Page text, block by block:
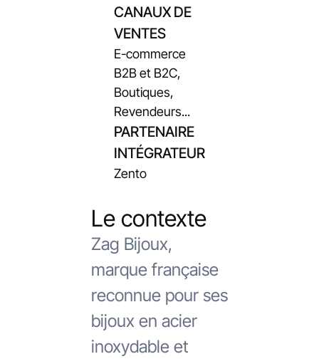
CANAUX DE
VENTES
E-commerce
B2B et B2C,
Boutiques,
Revendeurs...
PARTENAIRE
INTÉGRATEUR
Zento
Le contexte
Zag Bijoux,
marque française
reconnue pour ses
bijoux en acier
inoxydable et